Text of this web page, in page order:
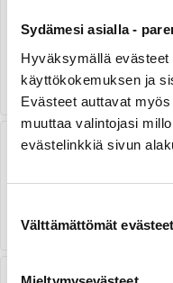
Sydämesi asialla -
Hyväksymällä
käyttökokemuksen ja
Evästeet auttavat
muuttaa valintojasi
evästelinkkiä sivun
Välttämättömät evästeet
LUE UUTINEN
Sydänterveyden
alueellinen
Postitalossa tapahtuu